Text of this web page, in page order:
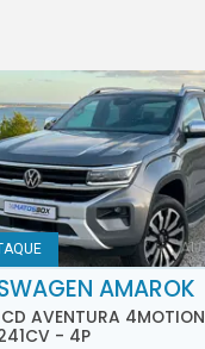
AMAROK
AVENTURA 4MOTION
- 4P